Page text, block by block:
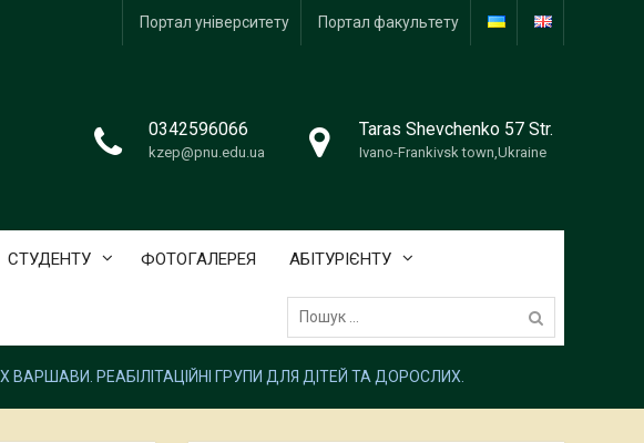
Портал університету Портал факультету
0342596066
kzep@pnu.edu.ua
Taras Shevchenko 57 Str.
Ivano-Frankivsk town,Ukraine
СТУДЕНТУ ФОТОГАЛЕРЕЯ АБІТУРІЄНТУ
Пошук:
РЕАБІЛІТАЦІЙНІ ГРУПИ ДЛЯ ДІТЕЙ ТА ДОРОСЛИХ.